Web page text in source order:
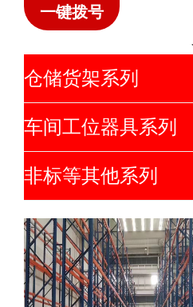
仓储货架系列
车间工位器具系列
非标等其他系列
一键拨号